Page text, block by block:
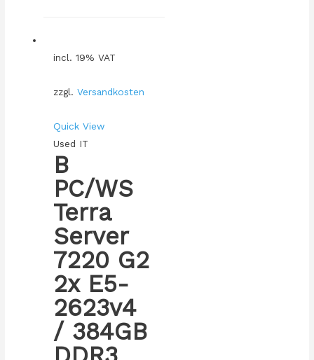
incl. 19% VAT
zzgl. Versandkosten
Quick View
Used IT
B
PC/WS
Terra
Server
7220 G2
2x E5-
2623v4
/ 384GB